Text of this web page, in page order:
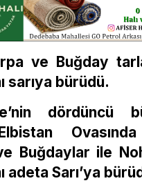
ve Buğday
sarıya bürüdü.
dördüncü
Buğdaylar ile
adeta Sarı’ya